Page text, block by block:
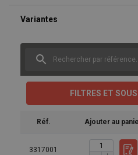
FILTRES ET
Réf. Ajouter au
3317001